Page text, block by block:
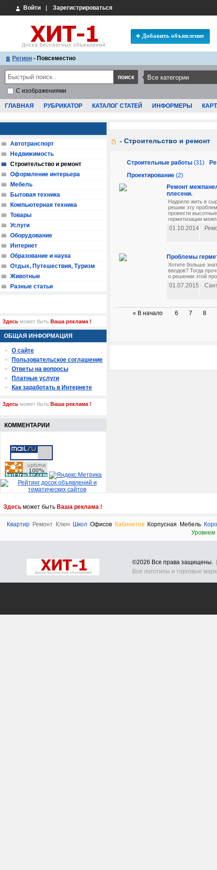
Войти Зарегистрироваться
Добавить объявление
Регион - Повсеместно
С изображениями
ГЛАВНАЯ РУБРИКАТОР КАТАЛОГ СТАТЕЙ ИНФОРМЕРЫ
- Строительство и ремонт
Строительные работы (31)
Проектирование (2)
Ремонт
плесени.
Надоело жить в
решим эту
провести
герметизации
01.10.2014
Проблемы
Хотите больше
вводов? Тогда
о решении этой
01.07.2015
« В начало 6 7 8
Автотранспорт
Недвижимость
Строительство и ремонт
Оформление интерьера
Мебель
Бытовая техника
Компьютерная техника
Товары
Услуги
Оборудование
Интернет
Образование и наука
Отдых, Путешествия, Туризм
Животные
Разные статьи
Здесь может быть Ваша реклама !
ОБЩАЯ ИНФОРМАЦИЯ
О сайте
Пользовательское соглашение
Ответы на вопросы
Платные услуги
Как заработать в Интернете
Здесь может быть Ваша реклама !
КОММЕНТАРИИ
Здесь может быть Ваша реклама !
Квартир Ремонт Ключ Школ Офисов Кабинетов Корпусная Мебель
Уровнем
©2026 Все права защищены.
Все логотипы и торговые